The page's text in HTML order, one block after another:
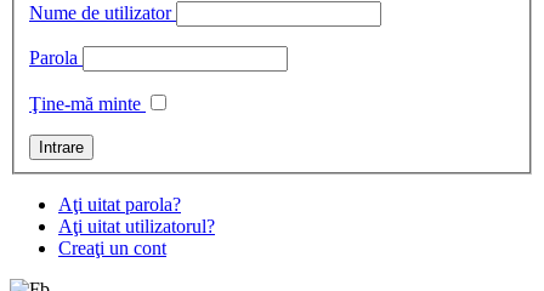
Nume de utilizator
Parola
Ţine-mă minte
Aţi uitat parola?
Aţi uitat utilizatorul?
Creaţi un cont